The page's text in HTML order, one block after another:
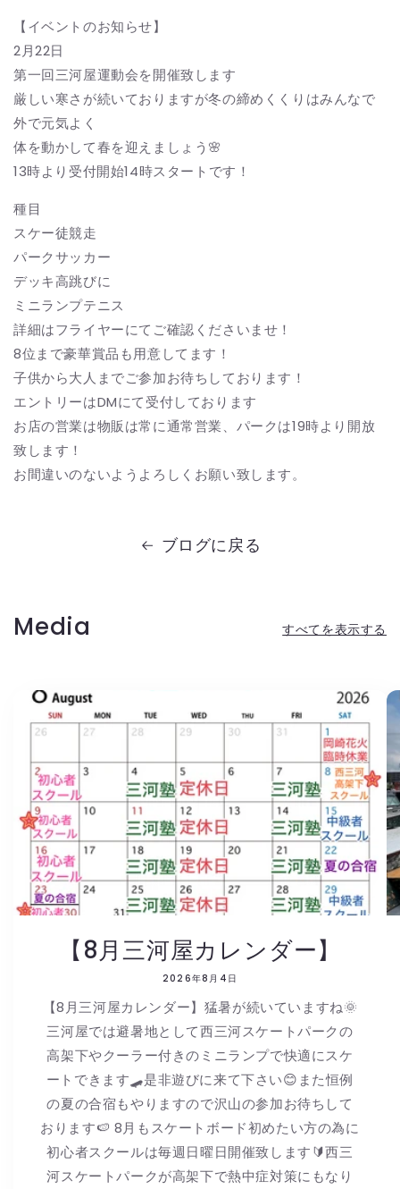
【イベントのお知らせ】
2月22日
第一回三河屋運動会を開催致します
厳しい寒さが続いておりますが冬の締めくくりはみんなで
外で元気よく
体を動かして春を迎えましょう🌸
13時より受付開始14時スタートです！
種目
スケー徒競走
パークサッカー
デッキ高跳びに
ミニランプテニス
詳細はフライヤーにてご確認くださいませ！
8位まで豪華賞品も用意してます！
子供から大人までご参加お待ちしております！
エントリーはDMにて受付しております
お店の営業は物販は常に通常営業、パークは19時より開放
致します！
お間違いのないようよろしくお願い致します。
ブログに戻る
Media すべてを表示する
【8月三河屋カレンダー】
2026年8月4日
【8月三河屋カレンダー】猛暑が続いていますね🌞
三河屋では避暑地として西三河スケートパークの
高架下やクーラー付きのミニランプで快適にスケ
ートできます🛹是非遊びに来て下さい😊また恒例
の夏の合宿もやりますので沢山の参加お待ちして
おります🍉 8月もスケートボード初めたい方の為に
初心者スクールは毎週日曜日開催致します🔰西三
河スケートパークが高架下で熱中症対策にもなり